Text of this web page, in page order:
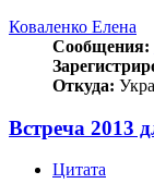
Коваленко Елена
Сообщения:
Откуда:
Встреча 2013
Цитата